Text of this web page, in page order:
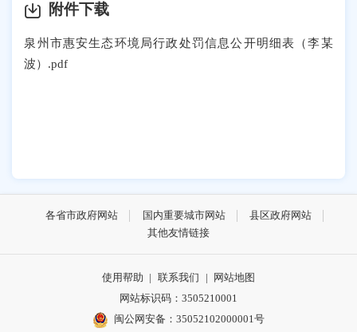
附件下载
泉州市惠安生态环境局行政处罚信息公开明细表（李某
波）.pdf
各省市政府网站 国内重要城市网站
县区政府网站
其他友情链接
使用帮助 | 联系我们 | 网站地图
网站标识码：3505210001
闽公网安备：35052102000001号